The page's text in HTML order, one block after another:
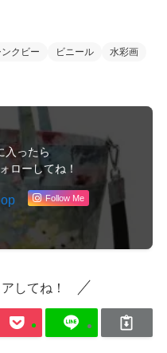
ンクビー ビニール
水彩画
入ったら
ローしてね！
Follow Me
してね！